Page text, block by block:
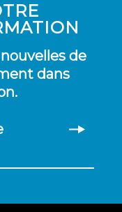
de
dans